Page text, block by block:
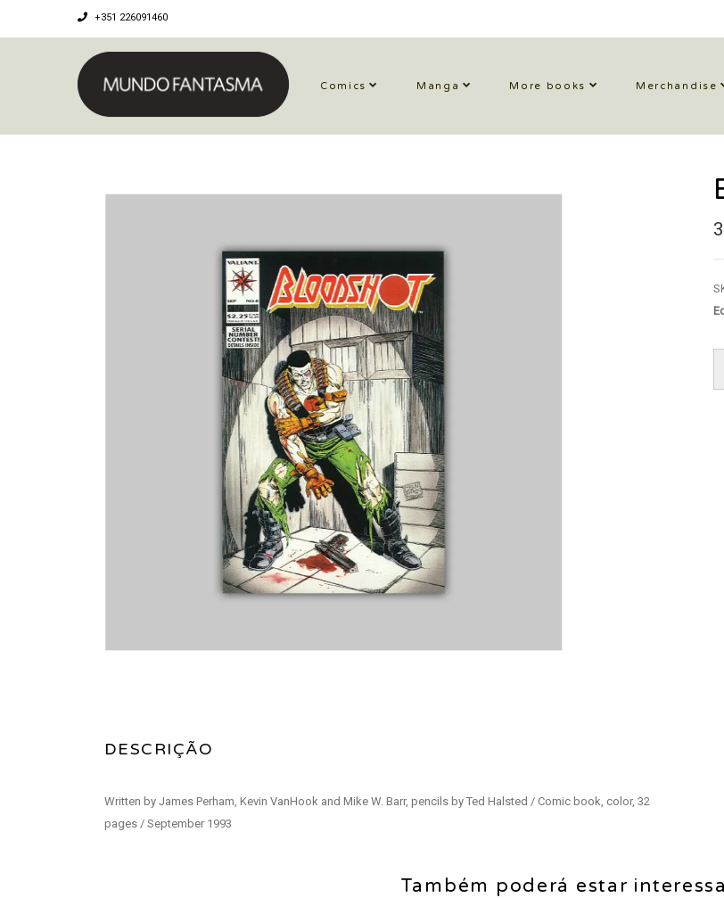
+351 226091460
Comics Manga More books Merchandise
DESCRIÇÃO
Written by James Perham, Kevin VanHook and Mike W. Barr, pencils by Ted Halsted / Comic book, color, 32
pages / September 1993
Também poderá estar